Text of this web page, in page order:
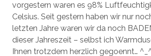
vorgestern waren es 98%
Celsius. Seit gestern haben wir nur
letzten Jahre waren wir da noch
dieser Jahreszeit – selbst ich
Ihnen trotzdem herzlich gegoennt…